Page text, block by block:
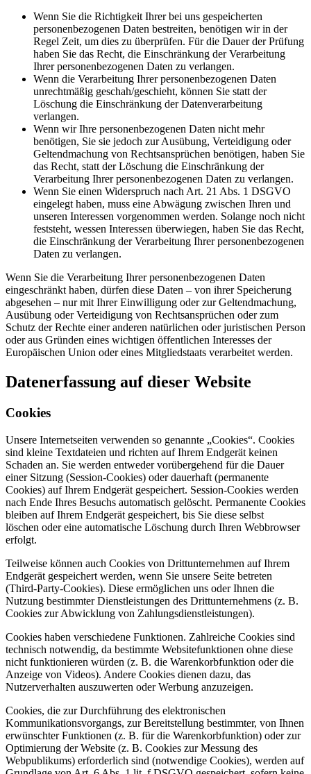
Wenn Sie die Richtigkeit Ihrer bei uns gespeicherten
personenbezogenen Daten bestreiten, benötigen wir in der
Regel Zeit, um dies zu überprüfen. Für die Dauer der Prüfung
haben Sie das Recht, die Einschränkung der Verarbeitung
Ihrer personenbezogenen Daten zu verlangen.
Wenn die Verarbeitung Ihrer personenbezogenen Daten
unrechtmäßig geschah/geschieht, können Sie statt der
Löschung die Einschränkung der Datenverarbeitung
verlangen.
Wenn wir Ihre personenbezogenen Daten nicht mehr
benötigen, Sie sie jedoch zur Ausübung, Verteidigung oder
Geltendmachung von Rechtsansprüchen benötigen, haben Sie
das Recht, statt der Löschung die Einschränkung der
Verarbeitung Ihrer personenbezogenen Daten zu verlangen.
Wenn Sie einen Widerspruch nach Art. 21 Abs. 1 DSGVO
eingelegt haben, muss eine Abwägung zwischen Ihren und
unseren Interessen vorgenommen werden. Solange noch nicht
feststeht, wessen Interessen überwiegen, haben Sie das Recht,
die Einschränkung der Verarbeitung Ihrer personenbezogenen
Daten zu verlangen.
Wenn Sie die Verarbeitung Ihrer personenbezogenen Daten
eingeschränkt haben, dürfen diese Daten – von ihrer Speicherung
abgesehen – nur mit Ihrer Einwilligung oder zur Geltendmachung,
Ausübung oder Verteidigung von Rechtsansprüchen oder zum
Schutz der Rechte einer anderen natürlichen oder juristischen Person
oder aus Gründen eines wichtigen öffentlichen Interesses der
Europäischen Union oder eines Mitgliedstaats verarbeitet werden.
Datenerfassung auf dieser Website
Cookies
Unsere Internetseiten verwenden so genannte „Cookies“. Cookies
sind kleine Textdateien und richten auf Ihrem Endgerät keinen
Schaden an. Sie werden entweder vorübergehend für die Dauer
einer Sitzung (Session-Cookies) oder dauerhaft (permanente
Cookies) auf Ihrem Endgerät gespeichert. Session-Cookies werden
nach Ende Ihres Besuchs automatisch gelöscht. Permanente Cookies
bleiben auf Ihrem Endgerät gespeichert, bis Sie diese selbst
löschen oder eine automatische Löschung durch Ihren Webbrowser
erfolgt.
Teilweise können auch Cookies von Drittunternehmen auf Ihrem
Endgerät gespeichert werden, wenn Sie unsere Seite betreten
(Third-Party-Cookies). Diese ermöglichen uns oder Ihnen die
Nutzung bestimmter Dienstleistungen des Drittunternehmens (z. B.
Cookies zur Abwicklung von Zahlungsdienstleistungen).
Cookies haben verschiedene Funktionen. Zahlreiche Cookies sind
technisch notwendig, da bestimmte Websitefunktionen ohne diese
nicht funktionieren würden (z. B. die Warenkorbfunktion oder die
Anzeige von Videos). Andere Cookies dienen dazu, das
Nutzerverhalten auszuwerten oder Werbung anzuzeigen.
Cookies, die zur Durchführung des elektronischen
Kommunikationsvorgangs, zur Bereitstellung bestimmter, von Ihnen
erwünschter Funktionen (z. B. für die Warenkorbfunktion) oder zur
Optimierung der Website (z. B. Cookies zur Messung des
Webpublikums) erforderlich sind (notwendige Cookies), werden auf